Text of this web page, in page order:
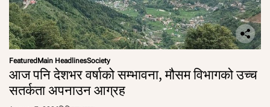
Featured Main HeadlinesSociety
आज पनि देशभर वर्षाको सम्भावना, मौसम विभागको उच्च
सतर्कता अपनाउन आग्रह